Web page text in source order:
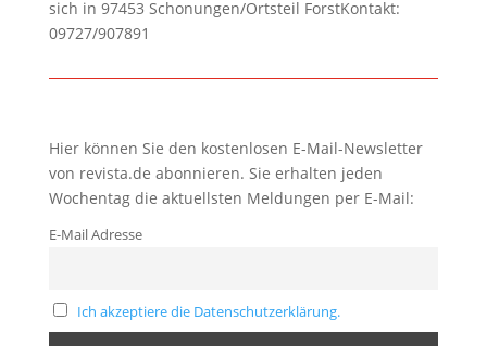
sich in 97453 Schonungen/Ortsteil ForstKontakt:
09727/907891
Hier können Sie den kostenlosen E-Mail-Newsletter
von revista.de abonnieren. Sie erhalten jeden
Wochentag die aktuellsten Meldungen per E-Mail:
E-Mail Adresse
Ich akzeptiere die Datenschutzerklärung.